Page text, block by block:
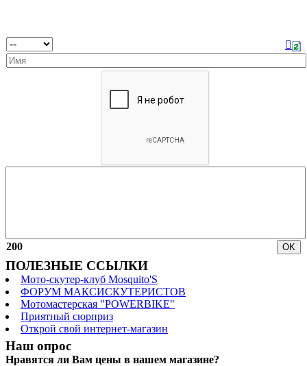
200
ПОЛЕЗНЫЕ ССЫЛКИ
Мото-скутер-клуб Mosquito'S
ФОРУМ МАКСИСКУТЕРИСТОВ
Мотомастерская "POWERBIKE"
Приятный сюрприз
Открой свой интернет-магазин
Наш опрос
Нравятся ли Вам цены в нашем магазине?